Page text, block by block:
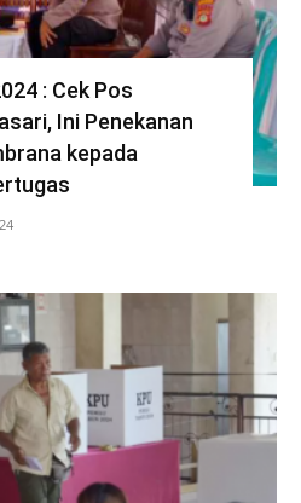
: Cek Pos
Ini Penekanan
kepada